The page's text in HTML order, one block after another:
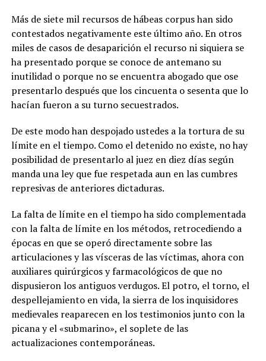
Más de siete mil recursos de hábeas corpus han sido
contestados negativamente este último año. En otros
miles de casos de desaparición el recurso ni siquiera se
ha presentado porque se conoce de antemano su
inutilidad o porque no se encuentra abogado que ose
presentarlo después que los cincuenta o sesenta que lo
hacían fueron a su turno secuestrados.
De este modo han despojado ustedes a la tortura de su
límite en el tiempo. Como el detenido no existe, no hay
posibilidad de presentarlo al juez en diez días según
manda una ley que fue respetada aun en las cumbres
represivas de anteriores dictaduras.
La falta de límite en el tiempo ha sido complementada
con la falta de límite en los métodos, retrocediendo a
épocas en que se operó directamente sobre las
articulaciones y las vísceras de las víctimas, ahora con
auxiliares quirúrgicos y farmacológicos de que no
dispusieron los antiguos verdugos. El potro, el torno, el
despellejamiento en vida, la sierra de los inquisidores
medievales reaparecen en los testimonios junto con la
picana y el «submarino», el soplete de las
actualizaciones contemporáneas.